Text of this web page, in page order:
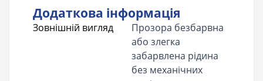
Додаткова інформація
Зовнішній вигляд
Прозора безбарвна
або злегка
забарвлена рідина
без механічних